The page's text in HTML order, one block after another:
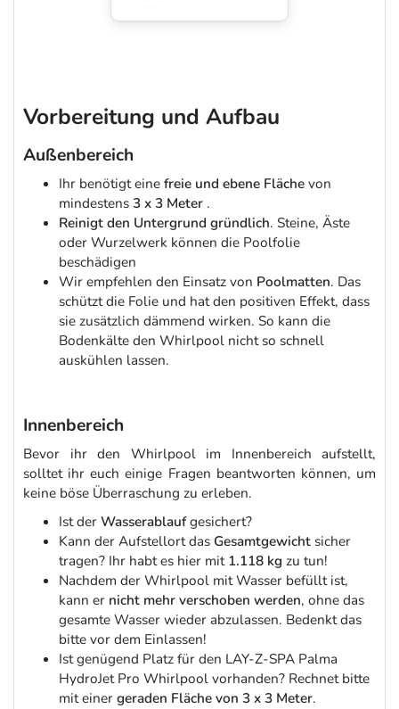
Vorbereitung und Aufbau
Außenbereich
Ihr benötigt einefreie und ebene Flächevon
mindestens3 x 3 Meter .
Reinigt den Untergrund gründlich. Steine, Äste
oder Wurzelwerk können die Poolfolie
beschädigen
Wir empfehlen den Einsatz von Poolmatten. Das
schützt die Folie und hat den positiven Effekt, dass
sie zusätzlich dämmend wirken. So kann die
Bodenkälte den Whirlpool nicht so schnell
auskühlen lassen.
Innenbereich
Bevor ihr den Whirlpool im Innenbereich aufstellt,
solltet ihr euch einige Fragen beantworten können, um
keine böse Überraschung zu erleben.
Ist derWasserablaufgesichert?
Kann der Aufstellort das Gesamtgewicht sicher
tragen? Ihr habt es hier mit1.118 kg zu tun!
Nachdem der Whirlpool mit Wasser befüllt ist,
kann er nicht mehr verschoben werden, ohne das
gesamte Wasser wieder abzulassen. Bedenkt das
bitte vor dem Einlassen!
Ist genügend Platz für den LAY-Z-SPA Palma
HydroJet Pro Whirlpool vorhanden? Rechnet bitte
mit einergeraden Flächevon 3 x 3 Meter.